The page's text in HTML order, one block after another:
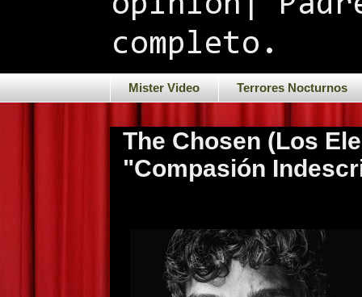
completo.
Mister Video Terrores Nocturnos
The Chosen (Los
"Compasión